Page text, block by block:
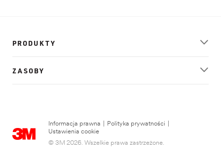
PRODUKTY
ZASOBY
Informacja prawna Polityka prywatności
Ustawienia cookie
© 3M 2026. Wszelkie prawa zastrzeżone.